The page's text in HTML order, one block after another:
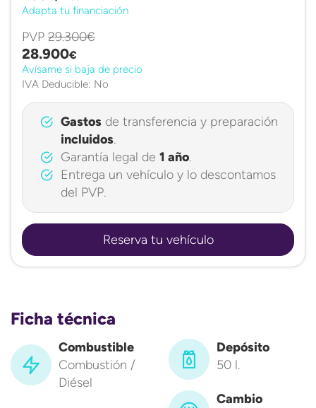
Adapta tu financiación
PVP 29.300€
28.900€
Avísame si baja de precio
IVA Deducible: No
Gastosde transferencia y preparación
incluidos.
Garantía legal de 1 año.
Entrega un vehículo y lo descontamos
del PVP.
Reserva tu vehículo
Ficha técnica
Combustible
Combustión /
Diésel
Depósito
50 l.
Cambio